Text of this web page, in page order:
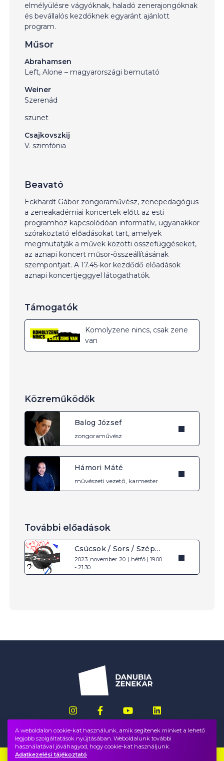
elmélyülésre vágyóknak, haladó zenerajongóknak
és bevállalós kezdőknek egyaránt ajánlott
program.
Műsor
Abrahamsen
Left, Alone – magyarországi bemutató
Weiner
Szerenád
szünet
Csajkovszkij
V. szimfónia
Beavató
Eckhardt Gábor zongoraművész, zenepedagógus
a zeneakadémiai koncertek előtt az esti
programhoz kapcsolódóan informatív, ugyanakkor
szórakoztató előadásokat tart, amelyek
megmutatják a művek közötti összefüggéseket,
az aznapi koncert műsor-összeállításának
szempontjait. A 17.45-kor kezdődő előadások
aznapi koncertjeggyel látogathatók.
Támogatók
Komolyzene nincs, csak zene
van
Közreműködők
Balog József
zongoraművész
Hámori Máté
művészeti vezető, karmester
További előadások
Csúcsok / Sors / Szépség
2023. november 20. | hétfő | 19.00
- 21.30
A weboldalon cookie-kat használunk, amik segítenek minket a lehető
legjobb szolgáltatások nyújtásában. Weboldalunk további
használatával jóváhagyod, hogy cookie-kat használjunk.
Adatkezelési tájékoztató
Impresszum